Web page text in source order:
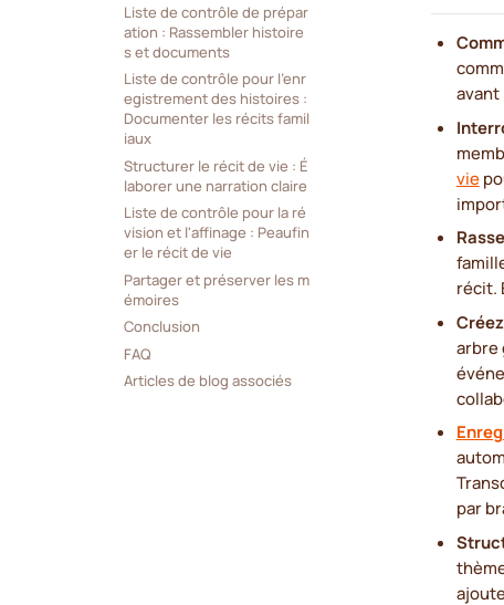
Liste de contrôle de prépar
ation : Rassembler histoire
s et documents
Liste de contrôle pour l'enr
egistrement des histoires :
Documenter les récits famil
iaux
Structurer le récit de vie : É
laborer une narration claire
Liste de contrôle pour la ré
vision et l'affinage : Peaufin
er le récit de vie
Partager et préserver les m
émoires
Conclusion
FAQ
Articles de blog associés
avant
vie
récit.
arbre
par